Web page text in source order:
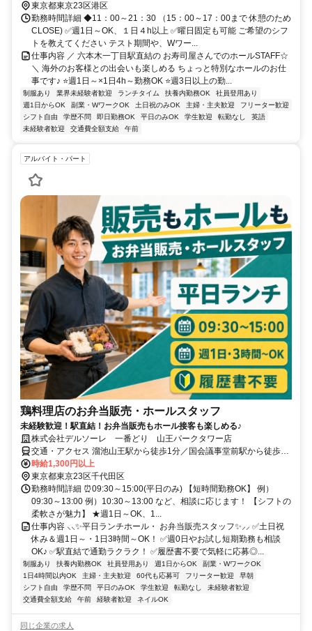
東京都東京23区港区
勤務時間詳細 ◆11：00～21：30 （15：00～17：00まで 休憩のため
CLOSE) ✅週1日～OK、１日４h以上 ✅曜日固定も可能 ご希望のシフ
トを教えてください テスト期間や、Wワー...
仕事内容 ／ 六本木一丁目駅直結の お寿司屋さんでのホールSTAFF☆
＼ 海外のお客様との出会いも楽しめる ちょっと特別なホールのお仕
事です♪ ⭐週1日～×1日4h～勤務OK ⭐週3日以上の勤...
制服あり 業界未経験者歓迎 ランチタイム 扶養内勤務OK
社員登用あり
週1日からOK
副業・WワークOK 土日祝のみOK 主婦・主夫歓迎
フリーター歓迎
シフト自由
学歴不問 即日勤務OK 平日のみOK 学生歓迎 転勤なし
英語
未経験者歓迎
交通費全額支給 午前
アルバイト・パート
鶏料理店のお弁当販売・ホールスタッフ
未経験歓迎！駅直結！お弁当販売もホール接客も楽しめる♪
株式会社デルソーレ 一番どり 山王パークタワー店
交通・アクセス 溜池山王駅から徒歩1分／国会議事堂前駅から徒歩3
分★交通費全額支給
時給1,300円以上
東京都東京23区千代田区
勤務時間詳細 ⏰09:30～15:00(平日のみ) 【短時間勤務OK】 例）
09:30～13:00 例）10:30～13:00 など、相談に応じます！ 【シフトの
柔軟さが魅力】 ★週1日～OK、1...
仕事内容 ⸜⸜✨平日ランチホール・ お弁当販売スタッフ✨⸝⸝ ✅土日祝
休み＆週1日～・1日3時間～OK！ ✅週0日やお試し短期勤務も相談
OK♪ ✅駅直結で通勤ラクラク！ ✅履歴書不要で気軽に応募◎...
制服あり 扶養内勤務OK 社員登用あり 週1日からOK
副業・WワークOK
1日4時間以内OK
主婦・主夫歓迎 60代も応募可 フリーター歓迎
早朝
シフト自由
学歴不問 平日のみOK 学生歓迎 転勤なし
未経験者歓迎
交通費全額支給
午前 経験者歓迎 ネイルOK
同じ企業の求人